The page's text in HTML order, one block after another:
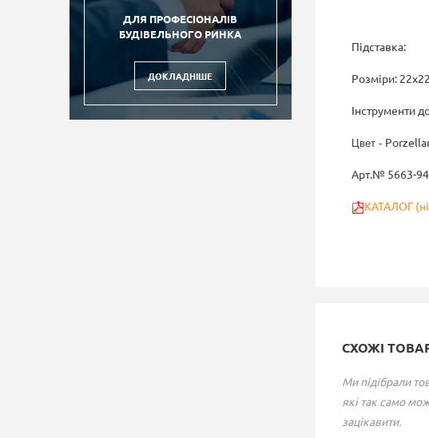
ДЛЯ ПРОФЕСІОНАЛІВ
БУДІВЕЛЬНОГО РИНКА
ДОКЛАДНІШЕ
Підставка:
Розміри:
Інструменти
Цвет -
Арт.№ 5663-94
КАТАЛОГ
СХОЖІ
Ми підібрали
які так само
зацікавити.